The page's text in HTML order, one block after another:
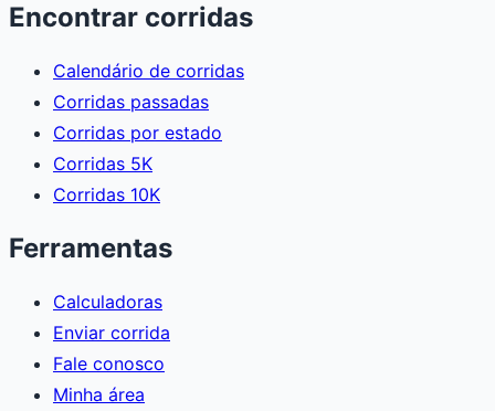
Encontrar corridas
Calendário de corridas
Corridas passadas
Corridas por estado
Corridas 5K
Corridas 10K
Ferramentas
Calculadoras
Enviar corrida
Fale conosco
Minha área